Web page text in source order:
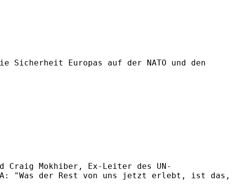
Europas auf der NATO und den
Mokhiber, Ex-Leiter des UN-
"Was der Rest von uns jetzt erlebt, ist das,